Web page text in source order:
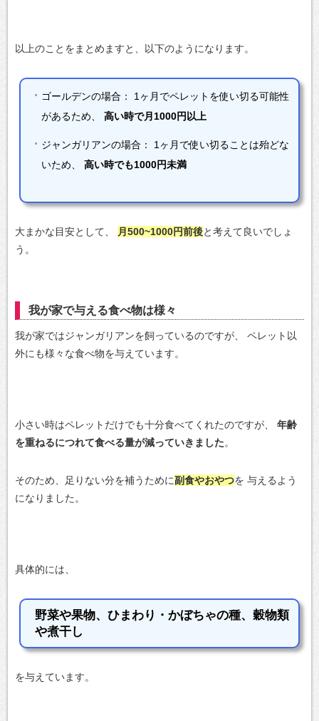
以上のことをまとめますと、以下のようになります。
ゴールデンの場合：
1ヶ月でペレットを使い切る可能性
があるため、
高い時で月1000円以上
ジャンガリアンの場合：
1ヶ月で使い切ることは殆どな
いため、
高い時でも1000円未満
大まかな目安として、 月500~1000円前後と考えて良いでしょ
う。
我が家で与える食べ物は様々
我が家ではジャンガリアンを飼っているのですが、
ペレット以
外にも様々な食べ物を与えています。
小さい時はペレットだけでも十分食べてくれたのですが、
年齢
を重ねるにつれて食べる量が減っていきました。
そのため、足りない分を補うために副食やおやつを 与えるよう
になりました。
具体的には、
野菜や果物、ひまわり・かぼちゃの種、穀物類
や煮干し
を与えています。